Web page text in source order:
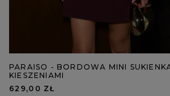
PARAISO - BORDOWA MINI
KIESZENIAMI
629,00 ZŁ